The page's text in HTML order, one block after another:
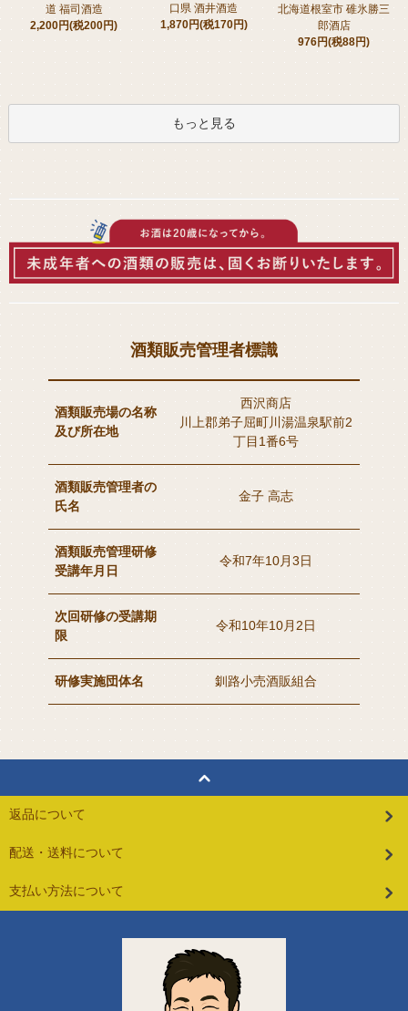
道 福司酒造
2,200円(税200円)
口県 酒井酒造
1,870円(税170円)
北海道根室市 碓氷勝三
郎酒店
976円(税88円)
もっと見る
酒類販売管理者標識
酒類販売場の名称
及び所在地
西沢商店
川上郡弟子屈町川湯温泉駅前2
丁目1番6号
酒類販売管理者の
氏名
金子 高志
酒類販売管理研修
受講年月日
令和7年10月3日
次回研修の受講期
限
令和10年10月2日
研修実施団体名 釧路小売酒販組合
返品について
配送・送料について
支払い方法について